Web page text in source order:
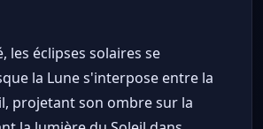
les éclipses solaires se
la Lune s'interpose entre la
projetant son ombre sur la